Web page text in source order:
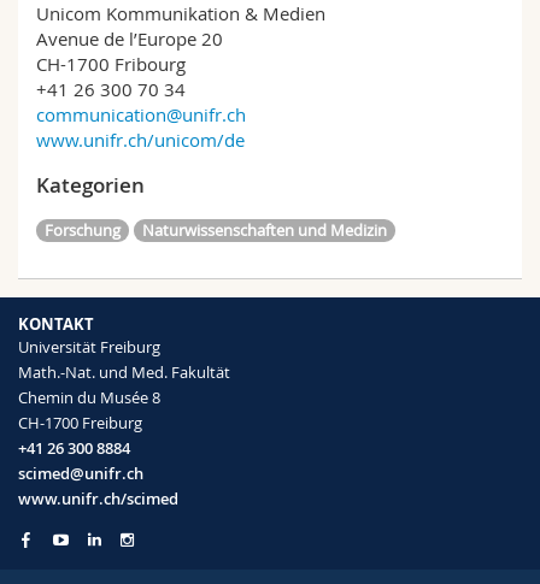
Unicom Kommunikation & Medien
Avenue de l’Europe 20
CH-1700 Fribourg
+41 26 300 70 34
communication@unifr.ch
www.unifr.ch/unicom/de
Kategorien
Forschung Naturwissenschaften und Medizin
KONTAKT
Universität Freiburg
Math.-Nat. und Med. Fakultät
Chemin du Musée 8
CH-1700 Freiburg
+41 26 300 8884
scimed@unifr.ch
www.unifr.ch/scimed